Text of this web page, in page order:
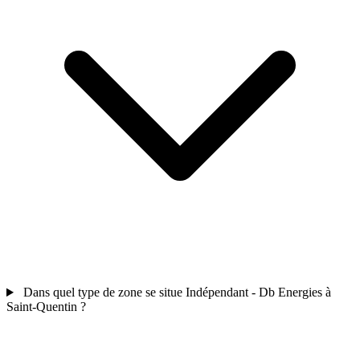
Dans quel type de zone se situe Indépendant - Db Energies à
Saint-Quentin ?